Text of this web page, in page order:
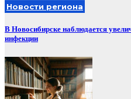
Новости региона
В Новосибирске наблюдается
инфекции